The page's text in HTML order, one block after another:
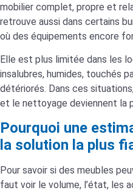
mobilier complet, propre et
retrouve aussi dans certains
où des équipements encore
Elle est plus limitée dans les
insalubres, humides, touchés
détériorés. Dans ces
et le nettoyage deviennent la
Pourquoi une
la solution la plus
Pour savoir si des meubles
faut voir le volume, l’état, les